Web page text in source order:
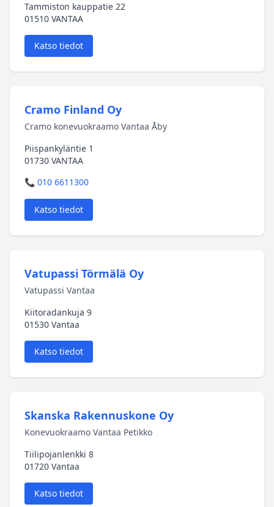
Tammiston kauppatie 22
01510 VANTAA
Katso tiedot
Cramo Finland Oy
Cramo konevuokraamo Vantaa Åby
Piispankyläntie 1
01730 VANTAA
📞 010 6611300
Katso tiedot
Vatupassi Törmälä Oy
Vatupassi Vantaa
Kiitoradankuja 9
01530 Vantaa
Katso tiedot
Skanska Rakennuskone Oy
Konevuokraamo Vantaa Petikko
Tiilipojanlenkki 8
01720 Vantaa
Katso tiedot